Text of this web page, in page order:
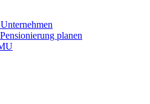
planen